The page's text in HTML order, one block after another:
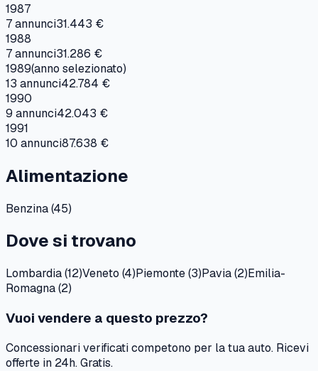
1987
7annunci31.443 €
1988
7annunci31.286 €
1989(anno selezionato)
13 annunci42.784 €
1990
9 annunci42.043 €
1991
10 annunci87.638 €
Alimentazione
Benzina(45)
Dove si trovano
Lombardia(12)Veneto (4)Piemonte(3)Pavia(2)Emilia-
Romagna(2)
Vuoi vendere a questo prezzo?
Concessionari verificati competono per la tua auto. Ricevi
offerte in 24h. Gratis.